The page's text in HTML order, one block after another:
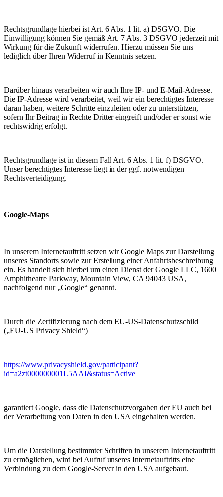
Rechtsgrundlage hierbei ist Art. 6 Abs. 1 lit. a) DSGVO. Die
Einwilligung können Sie gemäß Art. 7 Abs. 3 DSGVO jederzeit mit
Wirkung für die Zukunft widerrufen. Hierzu müssen Sie uns
lediglich über Ihren Widerruf in Kenntnis setzen.
Darüber hinaus verarbeiten wir auch Ihre IP- und E-Mail-Adresse.
Die IP-Adresse wird verarbeitet, weil wir ein berechtigtes Interesse
daran haben, weitere Schritte einzuleiten oder zu unterstützen,
sofern Ihr Beitrag in Rechte Dritter eingreift und/oder er sonst wie
rechtswidrig erfolgt.
Rechtsgrundlage ist in diesem Fall Art. 6 Abs. 1 lit. f) DSGVO.
Unser berechtigtes Interesse liegt in der ggf. notwendigen
Rechtsverteidigung.
Google-Maps
In unserem Internetauftritt setzen wir Google Maps zur Darstellung
unseres Standorts sowie zur Erstellung einer Anfahrtsbeschreibung
ein. Es handelt sich hierbei um einen Dienst der Google LLC, 1600
Amphitheatre Parkway, Mountain View, CA 94043 USA,
nachfolgend nur „Google“ genannt.
Durch die Zertifizierung nach dem EU-US-Datenschutzschild
(„EU-US Privacy Shield“)
https://www.privacyshield.gov/participant?
id=a2zt000000001L5AAI&status=Active
garantiert Google, dass die Datenschutzvorgaben der EU auch bei
der Verarbeitung von Daten in den USA eingehalten werden.
Um die Darstellung bestimmter Schriften in unserem Internetauftritt
zu ermöglichen, wird bei Aufruf unseres Internetauftritts eine
Verbindung zu dem Google-Server in den USA aufgebaut.